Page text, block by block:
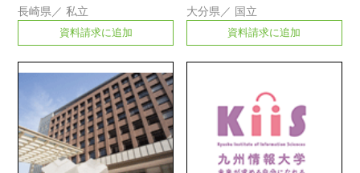
長崎県 ／私立
資料請求に追加
大分県 ／ 国立
資料請求に追加